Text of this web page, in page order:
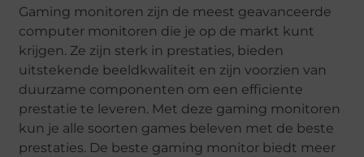
Gaming monitoren zijn de meest geavanceerde
computer monitoren die je op de markt kunt
krijgen. Ze zijn sterk in prestaties, bieden
uitstekende beeldkwaliteit en zijn voorzien van
duurzame componenten om een efficiente
prestatie te leveren. Met deze gaming monitoren
kun je alle soorten games beleven met de beste
prestaties. De beste gaming monitor biedt meer